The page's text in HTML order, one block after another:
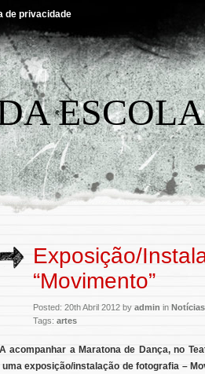
de privacidade
Exposição/
“Movimento”
Posted: 20th Abril 2012 by admin in Notícias
Tags: artes
A acompanhar a Maratona de Dança, no
uma exposição/instalação de fotografia –